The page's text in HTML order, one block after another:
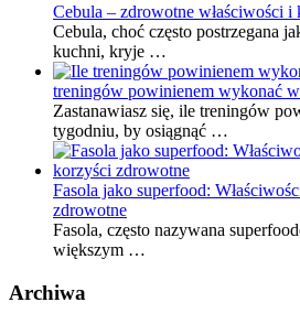
Cebula – zdrowotne właściwości i
Cebula, choć często postrzegana
kuchni, kryje …
treningów powinienem wykonać
Zastanawiasz się, ile treningów
tygodniu, by osiągnąć …
Fasola jako superfood:
zdrowotne
Fasola, często nazywana
większym …
Archiwa